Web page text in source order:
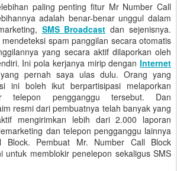
paling penting fitur Mr Number Call
adalah benar-benar unggul dalam
SMS Broadcast dan sejenisnya.
spam panggilan secara otomatis
yang secara aktif dilaporkan oleh
Ini pola kerjanya mirip dengan Internet
yang pernah saya ulas dulu. Orang yang
ini boleh ikut berpartisipasi melaporkan
telepon pengganggu tersebut. Dan
resmi dari pembuatnya telah banyak yang
mengirimkan lebih dari 2.000 laporan
dan telepon pengganggu lainnya
Pembuat Mr. Number Call Block
untuk memblokir penelepon sekaligus SMS